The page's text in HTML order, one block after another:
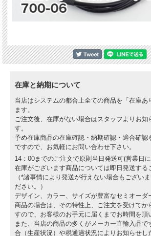
在庫と納期について
当店はシステムの都合上全ての商品を「在庫あ
ます。
ご注文後、在庫がない場合はスタッフよりお知
す。
予め在庫商品の在庫確認・納期確認・適合確認
ですので、お気軽にお問い合わせ下さい。
14：00までのご注文で原則当日発送可(営業日に
在庫がございます商品については即日発送する
（*諸事情により発送が行えない場合もござい
ださい。）
デザイン、カラー、サイズが豊富なセミオーダ
商品の場合は、その特性上、ご注文を受けてか
すので、お客様のお手元に届くまでお時間を頂
また、当店の商品の多くがメーカー直輸入品で
合（生産状況）や税通過状況によりお知らせし